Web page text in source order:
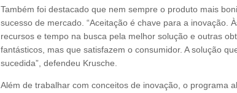
Também foi destacado que nem sempre o produto mais
sucesso de mercado. “Aceitação é chave para a inovação.
recursos e tempo na busca pela melhor solução e outras
fantásticos, mas que satisfazem o consumidor. A solução
sucedida”, defendeu Krusche.
Além de trabalhar com conceitos de inovação, o programa